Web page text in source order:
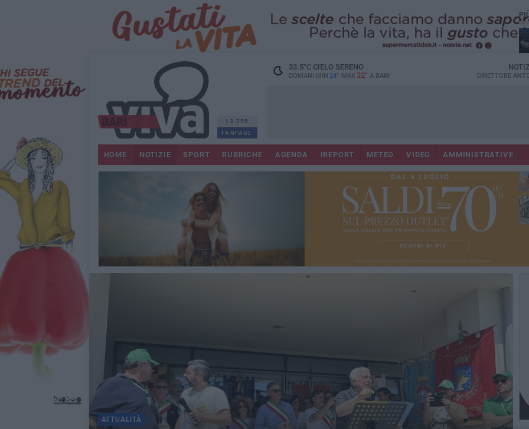
13.795
FANPAGE
33.5°CCIELO SERENO
DOMANI MIN 24° MAX 32° A BARI DIRETTORE
HOME NOTIZIE SPORT RUBRICHE AGENDA IREPORT METEO VIDEO AMMINISTRATIVE
ATTUALITÀ